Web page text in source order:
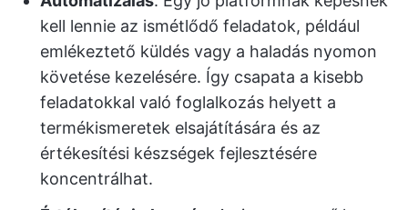
kell lennie az ismétlődő feladatok, például
emlékeztető küldés vagy a haladás nyomon
követése kezelésére. Így csapata a kisebb
feladatokkal való foglalkozás helyett a
termékismeretek elsajátítására és az
értékesítési készségek fejlesztésére
koncentrálhat.